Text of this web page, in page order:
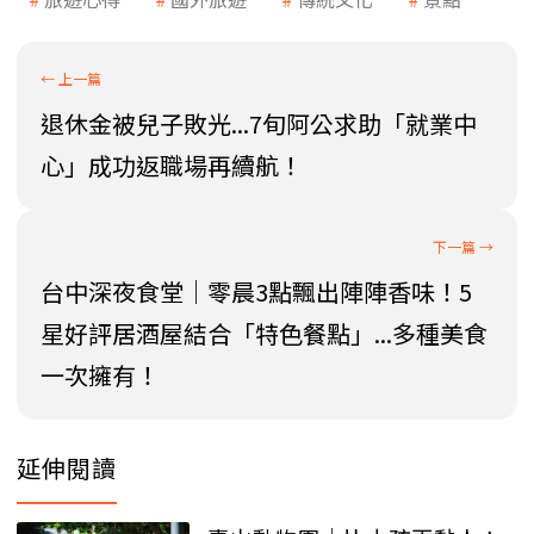
退休金被兒子敗光...7旬阿公求助「就業中
心」成功返職場再續航！
台中深夜食堂｜零晨3點飄出陣陣香味！5
星好評居酒屋結合「特色餐點」...多種美食
一次擁有！
延伸閱讀